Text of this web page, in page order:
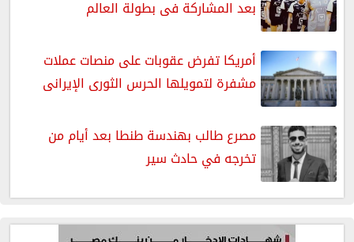
بعد المشاركة فى بطولة العالم
أمريكا تفرض عقوبات على منصات عملات
مشفرة لتمويلها الحرس الثورى الإيرانى
مصرع طالب بهندسة طنطا بعد أيام من
تخرجه في حادث سير